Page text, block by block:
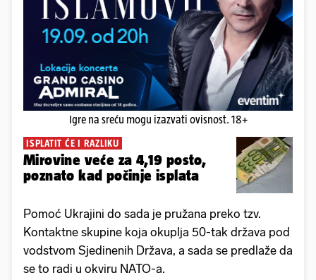
Igre na sreću mogu izazvati ovisnost. 18+
ISPLATIT ĆE I RAZLIKU
Mirovine veće za 4,19 posto,
poznato kad počinje isplata
Pomoć Ukrajini do sada je pružana preko tzv.
Kontaktne skupine koja okuplja 50-tak država pod
vodstvom Sjedinenih Država, a sada se predlaže da
se to radi u okviru NATO-a.